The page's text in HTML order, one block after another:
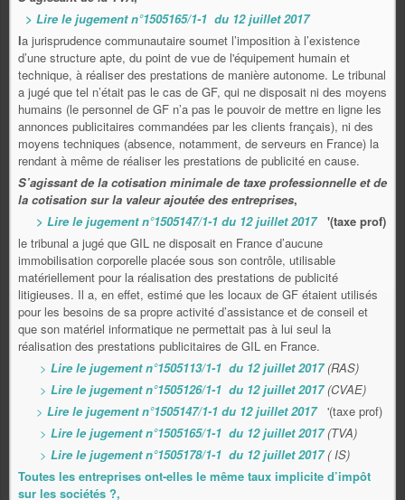
> Lire le jugement n°1505165/1-1 du 12 juillet 2017
la jurisprudence communautaire soumet l’imposition à l’existence
d’une structure apte, du point de vue de l'équipement humain et
technique, à réaliser des prestations de manière autonome. Le tribunal
a jugé que tel n’était pas le cas de GF, qui ne disposait ni des moyens
humains (le personnel de GF n’a pas le pouvoir de mettre en ligne les
annonces publicitaires commandées par les clients français), ni des
moyens techniques (absence, notamment, de serveurs en France) la
rendant à même de réaliser les prestations de publicité en cause.
S’agissant de la cotisation minimale de taxe professionnelle et de
la cotisation sur la valeur ajoutée des entreprises,
> Lire le jugement n°1505147/1-1 du 12 juillet 2017 '(taxe prof)
le tribunal a jugé que GIL ne disposait en France d’aucune
immobilisation corporelle placée sous son contrôle, utilisable
matériellement pour la réalisation des prestations de publicité
litigieuses. Il a, en effet, estimé que les locaux de GF étaient utilisés
pour les besoins de sa propre activité d’assistance et de conseil et
que son matériel informatique ne permettait pas à lui seul la
réalisation des prestations publicitaires de GIL en France.
> Lire le jugement n°1505113/1-1 du 12 juillet 2017(RAS)
> Lire le jugement n°1505126/1-1 du 12 juillet 2017(CVAE)
> Lire le jugement n°1505147/1-1 du 12 juillet 2017
'(taxe prof)
> Lire le jugement n°1505165/1-1 du 12 juillet 2017(TVA)
> Lire le jugement n°1505178/1-1 du 12 juillet 2017( IS)
Toutes les entreprises ont-elles le même taux implicite d’impôt
sur les sociétés ?,